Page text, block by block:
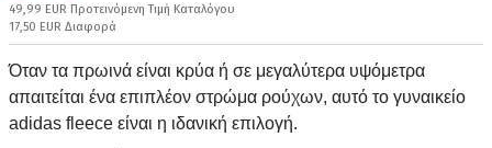
49,99 EUR Προτεινόμενη Τιμή Καταλόγου
17,50 EUR Διαφορά
Όταν τα πρωινά είναι κρύα ή σε μεγαλύτερα υψόμετρα
απαιτείται ένα επιπλέον στρώμα ρούχων, αυτό το γυναικείο
adidas fleece είναι η ιδανική επιλογή.